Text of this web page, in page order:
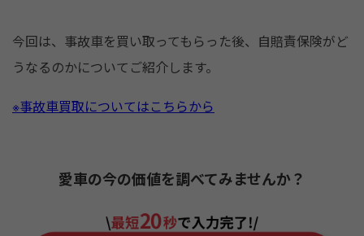
今回は、事故車を買い取ってもらった後、自賠責保険がど
うなるのかについてご紹介します。
※事故車買取についてはこちらから
愛車の今の価値を調べてみませんか？